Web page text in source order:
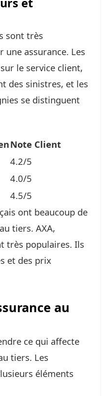
sont très
assurance. Les
le service client,
des sinistres, et les
se distinguent
Note Client
4.2/5
4.0/5
4.5/5
ont beaucoup de
tiers. AXA,
très populaires. Ils
et des prix
au
ce qui affecte
tiers. Les
éléments